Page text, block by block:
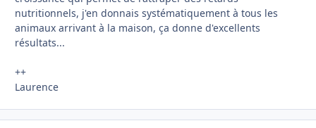
nutritionnels, j'en donnais systématiquement à tous les
animaux arrivant à la maison, ça donne d'excellents
résultats...
++
Laurence